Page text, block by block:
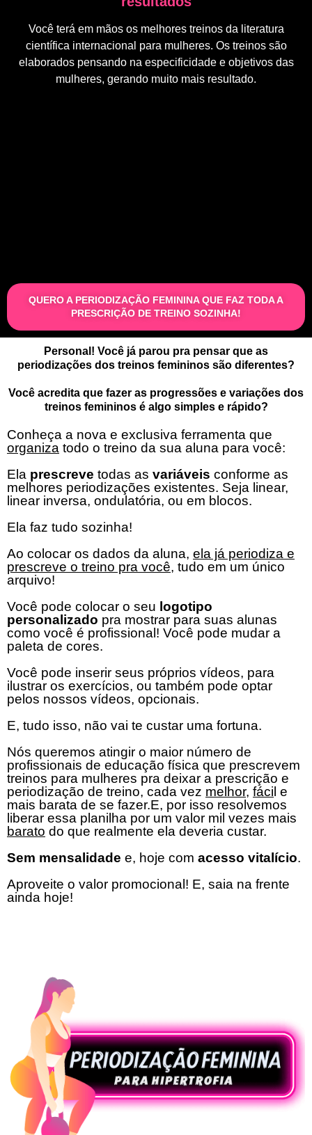
Você terá em mãos os melhores treinos da literatura
científica internacional para mulheres. Os treinos são
elaborados pensando na especificidade e objetivos das
mulheres, gerando muito mais resultado.
QUERO A PERIODIZAÇÃO FEMININA QUE FAZ TODA A
PRESCRIÇÃO DE TREINO SOZINHA!
Personal! Você já parou pra pensar que as
periodizações dos treinos femininos são diferentes?
Você acredita que fazer as progressões e variações dos
treinos femininos é algo simples e rápido?
Conheça a nova e exclusiva ferramenta que
organiza todo o treino da sua aluna para você:
Ela prescreve todas as variáveis conforme as
melhores periodizações existentes. Seja linear,
linear inversa, ondulatória, ou em blocos.
Ela faz tudo sozinha!
Ao colocar os dados da aluna, ela já periodiza e
prescreve o treino pra você, tudo em um único
arquivo!
Você pode colocar o seu logotipo
personalizado pra mostrar para suas alunas
como você é profissional! Você pode mudar a
paleta de cores.
Você pode inserir seus próprios vídeos, para
ilustrar os exercícios, ou também pode optar
pelos nossos vídeos, opcionais.
E, tudo isso, não vai te custar uma fortuna.
Nós queremos atingir o maior número de
profissionais de educação física que prescrevem
treinos para mulheres pra deixar a prescrição e
periodização de treino, cada vez melhor, fácil e
mais barata de se fazer.E, por isso resolvemos
liberar essa planilha por um valor mil vezes mais
barato do que realmente ela deveria custar.
Sem mensalidade e, hoje com acesso vitalício.
Aproveite o valor promocional! E, saia na frente
ainda hoje!